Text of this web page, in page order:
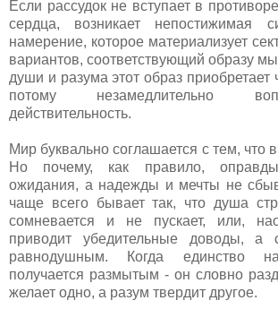
Если рассудок не вступает в
сердца, возникает непостижимая
намерение, которое материализует
вариантов, соответствующий образу
души и разума этот образ приобретает
потому незамедлительно
действительность.
Мир буквально соглашается с тем, что
Но почему, как правило,
ожидания, а надежды и мечты не
чаще всего бывает так, что душа
сомневается и не пускает, или,
приводит убедительные доводы, а
равнодушным. Когда единство
получается размытым - он словно
желает одно, а разум твердит другое.